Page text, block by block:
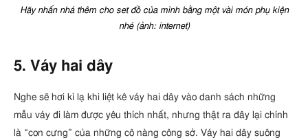
Hãy nhấn nhá thêm cho set đồ của mình bằng một vài món phụ kiện
nhé (ảnh: internet)
5. Váy hai dây
Nghe sẽ hơi kì lạ khi liệt kê váy hai dây vào danh sách những
mẫu váy đi làm được yêu thích nhất, nhưng thật ra đây lại chính
là “con cưng” của những cô nàng công sở. Váy hai dây suông